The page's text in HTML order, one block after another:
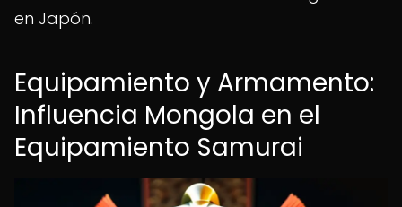
en Japón.
Equipamiento y Armamento:
Influencia Mongola en el
Equipamiento Samurai